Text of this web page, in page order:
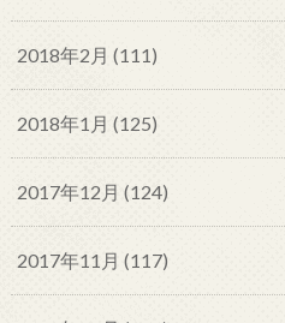
2018年2月 (111)
2018年1月 (125)
2017年12月 (124)
2017年11月 (117)